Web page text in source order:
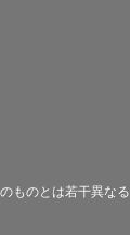
ものとは若干異な